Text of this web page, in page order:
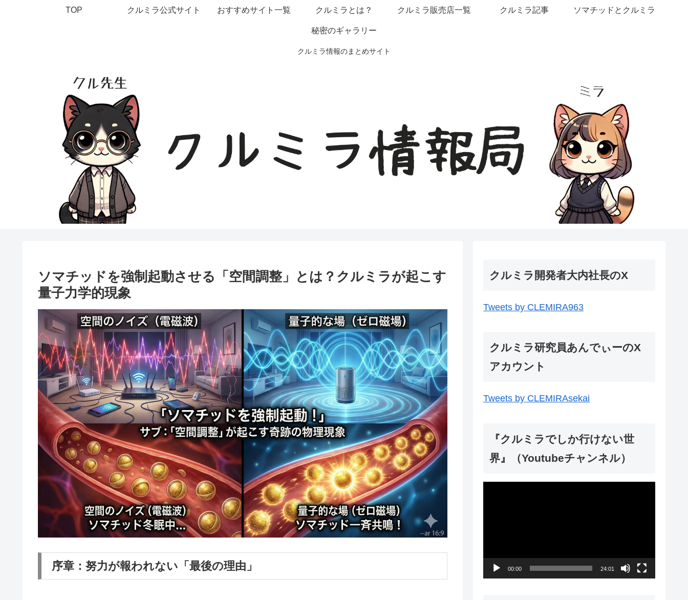
クルミラ情報のまとめサイト
TOP クルミラ公式サイト おすすめサイト一覧 クルミラとは？ クルミラ販売店一覧 クルミラ記事 ソマチッドとクルミラ
秘密のギャラリー
ソマチッドを強制起動させる「空間調整」とは？クルミラが起こす
量子力学的現象
序章：努力が報われない「最後の理由」
クルミラ開発者大内社長のX
Tweets by CLEMIRA963
クルミラ研究員あんでぃーのX
アカウント
Tweets by CLEMIRAsekai
『クルミラでしか行けない世
界』（Youtubeチャンネル）
00:00 24:01